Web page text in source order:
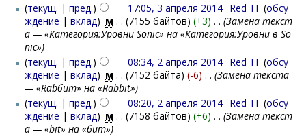
(текущ. | пред.) 17:05, 3 апреля 2014 Red TF (обсу
ждение | вклад) м . . (7155 байтов) (+3) . . (Замена текст
а — «Категория:Уровни Sonic» на «Категория:Уровни в So
nic»)
(текущ. | пред.) 08:34, 2 апреля 2014 Red TF (обсу
ждение | вклад) м . . (7152 байта) (-6) . . (Замена текста
— «Rabбит» на «Rabbit»)
(текущ. | пред.) 08:20, 2 апреля 2014 Red TF (обсу
ждение | вклад) м . . (7158 байтов) (+6) . . (Замена текст
а — «bit» на «бит»)